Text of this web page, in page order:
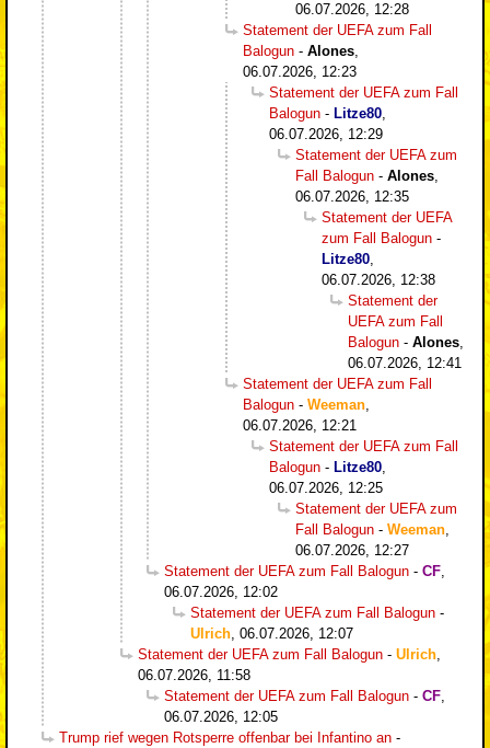
06.07.2026, 12:28
Statement der UEFA zum Fall
Balogun - Alones
06.07.2026, 12:23
Statement der UEFA zum Fall
Balogun - Litze80
06.07.2026, 12:29
Statement der UEFA zum
Fall Balogun - Alones
06.07.2026, 12:35
Statement der UEFA
zum Fall Balogun -
Litze80
06.07.2026, 12:38
Statement der
UEFA zum Fall
Balogun - Alones
06.07.2026, 12:41
Statement der UEFA zum Fall
Balogun - Weeman
06.07.2026, 12:21
Statement der UEFA zum Fall
Balogun - Litze80
06.07.2026, 12:25
Statement der UEFA zum
Fall Balogun - Weeman
06.07.2026, 12:27
Statement der UEFA zum Fall Balogun - CF
06.07.2026, 12:02
Statement der UEFA zum Fall Balogun -
Ulrich 06.07.2026, 12:07
Statement der UEFA zum Fall Balogun - Ulrich
06.07.2026, 11:58
Statement der UEFA zum Fall Balogun - CF
06.07.2026, 12:05
Trump rief wegen Rotsperre offenbar bei Infantino an -